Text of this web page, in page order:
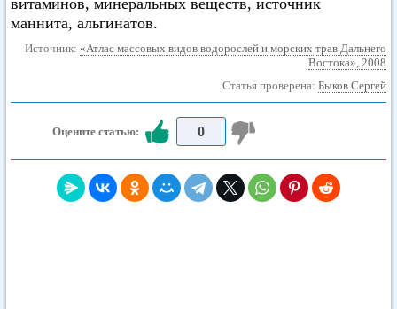
витаминов, минеральных веществ, источник
маннита, альгинатов.
Источник: «Атлас массовых видов водорослей и морских трав Дальнего
Востока», 2008
Статья проверена: Быков Сергей
Оцените статью: 0